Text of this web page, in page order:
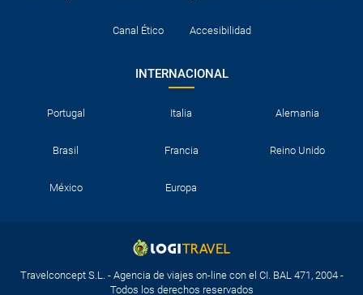
Canal Ético Accesibilidad
INTERNACIONAL
Portugal Italia Alemania
Brasil Francia Reino Unido
México Europa
Travelconcept S.L. - Agencia de viajes on-line con el CI. BAL 471, 2004 -
Todos los derechos reservados